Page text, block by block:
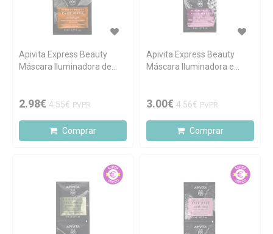
Apivita Express Beauty
Máscara Iluminadora de
2.98€ 4.55€ PVPR
Comprar
Apivita Express Beauty
Máscara Iluminadora e
3.00€ 4.56€ PVPR
Comprar